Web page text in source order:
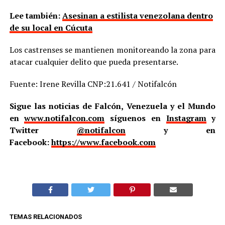
Lee también:Asesinan a estilista venezolana dentro
de su local en Cúcuta
Los castrenses se mantienen monitoreando la zona para
atacar cualquier delito que pueda presentarse.
Fuente: Irene Revilla CNP:21.641 / Notifalcón
Sigue las noticias de Falcón, Venezuela y el Mundo
enwww.notifalcon.com síguenos en Instagramy
Twitter @notifalcony en
Facebook:https://www.facebook.com
TEMAS RELACIONADOS